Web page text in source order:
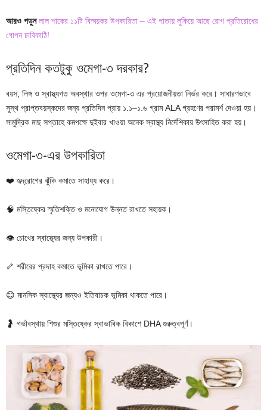
আরও পড়ুন লাল শাকের ১১টি বিস্ময়কর উপকারিতা – এই পাতায় লুকিয়ে আছে রোগ প্রতিরোধের
গোপন চাবিকাঠি!
প্রতিদিন কতটুকু ওমেগা-৩ দরকার?
বয়স, লিঙ্গ ও স্বাস্থ্যগত অবস্থার ওপর ওমেগা-৩ এর প্রয়োজনীয়তা নির্ভর করে। সাধারণভাবে
সুস্থ প্রাপ্তবয়স্কদের জন্য প্রতিদিন প্রায় ১.১–১.৬ গ্রাম ALA গ্রহণের পরামর্শ দেওয়া হয়।
সামুদ্রিক মাছ সপ্তাহে কমপক্ষে দুইবার খাওয়া অনেক স্বাস্থ্য নির্দেশিকায় উৎসাহিত করা হয়।
ওমেগা-৩-এর উপকারিতা
❤️ হৃদ্‌রোগের ঝুঁকি কমাতে সাহায্য করে।
🧠 মস্তিষ্কের স্মৃতিশক্তি ও মনোযোগ উন্নত রাখতে সহায়ক।
👁️ চোখের স্বাস্থ্যের জন্য উপকারী।
🦴 শরীরের প্রদাহ কমাতে ভূমিকা রাখতে পারে।
😊 মানসিক স্বাস্থ্যের জন্যও ইতিবাচক ভূমিকা থাকতে পারে।
🤰 গর্ভাবস্থায় শিশুর মস্তিষ্কের স্বাভাবিক বিকাশে DHA গুরুত্বপূর্ণ।